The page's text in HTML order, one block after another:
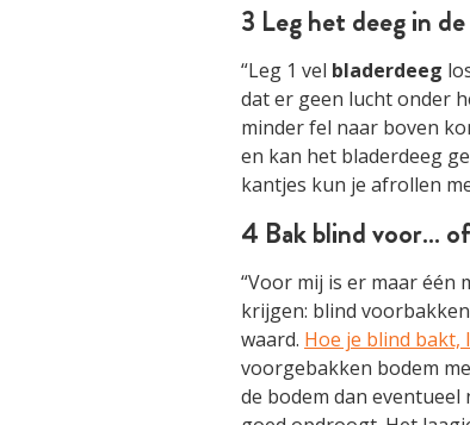
3 Leg het deeg in
“Leg 1 vel bladerdeeg
dat er geen lucht onder
minder fel naar boven
en kan het bladerdeeg
kantjes kun je afrollen
4 Bak blind voor…
“Voor mij is er maar één
krijgen: blind
waard. Hoe je blind bakt,
voorgebakken bodem
de bodem dan